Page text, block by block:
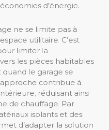
d’énergie.
ne se limite pas à
utilitaire. C’est
limiter la
les pièces habitables
quand le garage se
contribue à
réduisant ainsi
de chauffage. Par
isolants et des
d’adapter la solution